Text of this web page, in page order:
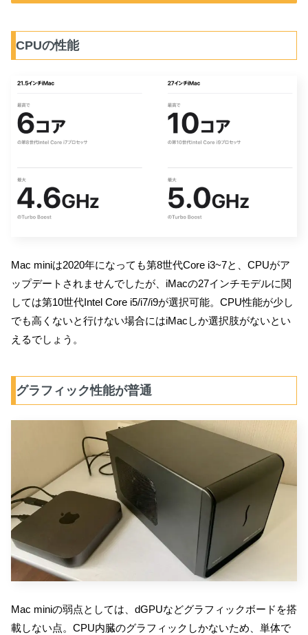
CPUの性能
Mac miniは2020年になっても第8世代Core i3~7と、CPUがア
ップデートされませんでしたが、iMacの27インチモデルに関
しては第10世代Intel Core i5/i7/i9が選択可能。CPU性能が少し
でも高くないと行けない場合にはiMacしか選択肢がないとい
えるでしょう。
グラフィック性能が普通
Mac miniの弱点としては、dGPUなどグラフィックボードを搭
載しない点。CPU内臓のグラフィックしかないため、単体で